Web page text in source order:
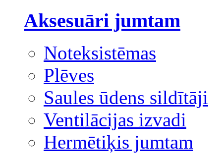
Aksesuāri jumtam
Noteksistēmas
Plēves
Saules ūdens sildītāji
Ventilācijas izvadi
Hermētiķis jumtam